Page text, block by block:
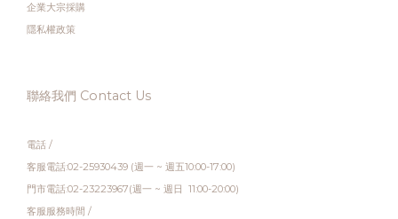
企業大宗採購
隱私權政策
聯絡我們 Contact Us
電話 /
客服電話:02-25930439 (週一 ~ 週五10:00-17:00)
門市電話:02-23223967(週一 ~ 週日 11:00-20:00)
客服服務時間 /